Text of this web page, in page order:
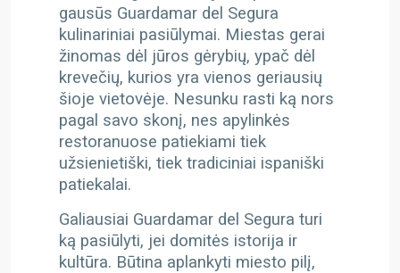
gausūs Guardamar del Segura
kulinariniai pasiūlymai. Miestas gerai
žinomas dėl jūros gėrybių, ypač dėl
krevečių, kurios yra vienos geriausių
šioje vietovėje. Nesunku rasti ką nors
pagal savo skonį, nes apylinkės
restoranuose patiekiami tiek
užsienietiški, tiek tradiciniai ispaniški
patiekalai.
Galiausiai Guardamar del Segura turi
ką pasiūlyti, jei domitės istorija ir
kultūra. Būtina aplankyti miesto pilį,